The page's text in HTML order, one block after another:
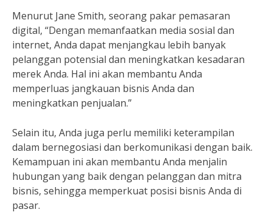
Menurut Jane Smith, seorang pakar pemasaran
digital, “Dengan memanfaatkan media sosial dan
internet, Anda dapat menjangkau lebih banyak
pelanggan potensial dan meningkatkan kesadaran
merek Anda. Hal ini akan membantu Anda
memperluas jangkauan bisnis Anda dan
meningkatkan penjualan.”
Selain itu, Anda juga perlu memiliki keterampilan
dalam bernegosiasi dan berkomunikasi dengan baik.
Kemampuan ini akan membantu Anda menjalin
hubungan yang baik dengan pelanggan dan mitra
bisnis, sehingga memperkuat posisi bisnis Anda di
pasar.